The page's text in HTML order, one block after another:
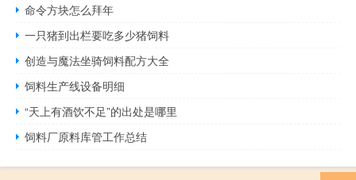
命令方块怎么拜年
一只猪到出栏要吃多少猪饲料
创造与魔法坐骑饲料配方大全
饲料生产线设备明细
“天上有酒饮不足”的出处是哪里
饲料厂原料库管工作总结